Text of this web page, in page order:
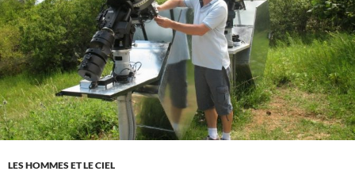
LES HOMMES ET LE CIEL